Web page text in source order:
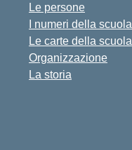
Le persone
I numeri della scuola
Le carte della scuola
Organizzazione
La storia